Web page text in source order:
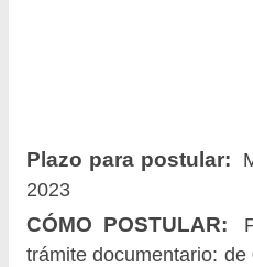
Plazo para postular:
2023
CÓMO POSTULAR:
trámite documentario: